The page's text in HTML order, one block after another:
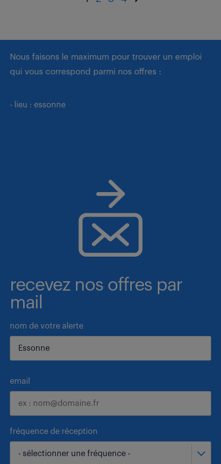
Nous faisons le maximum pour trouver un emploi
qui vous correspond parmi nos offres :
- lieu : essonne
recevez nos offres par
mail
nom de votre alerte
email
fréquence de réception
- sélectionner une fréquence -